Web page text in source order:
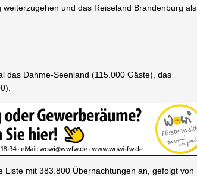
und das Reiseland Brandenburg als
das Dahme-Seenland (115.000 Gäste), das
mit 383.800 Übernachtungen an, gefolgt von